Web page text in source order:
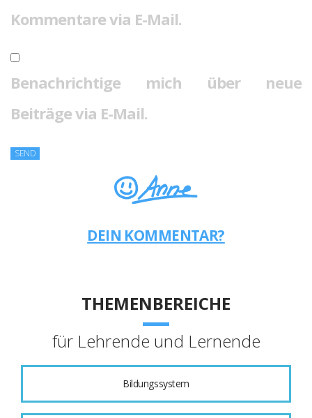
Kommentare via E-Mail.
Benachrichtige mich über neue
Beiträge via E-Mail.
DEIN KOMMENTAR?
THEMENBEREICHE
für Lehrende und Lernende
Bildungssystem